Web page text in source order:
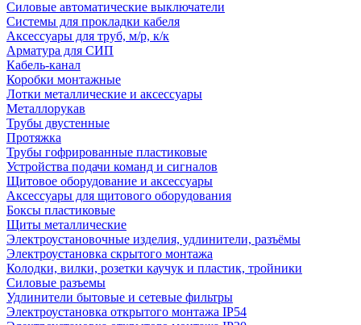
Силовые автоматические выключатели
Системы для прокладки кабеля
Аксессуары для труб, м/р, к/к
Арматура для СИП
Кабель-канал
Коробки монтажные
Лотки металлические и аксессуары
Металлорукав
Трубы двустенные
Протяжка
Трубы гофрированные пластиковые
Устройства подачи команд и сигналов
Щитовое оборудование и аксессуары
Аксессуары для щитового оборудования
Боксы пластиковые
Щиты металлические
Электроустановочные изделия, удлинители, разъёмы
Электроустановка скрытого монтажа
Колодки, вилки, розетки каучук и пластик, тройники
Силовые разъемы
Удлинители бытовые и сетевые фильтры
Электроустановка открытого монтажа IP54